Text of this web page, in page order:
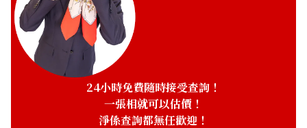
24小時免費隨時接受查詢！
一張相就可以估價！
淨係查詢都無任歡迎！